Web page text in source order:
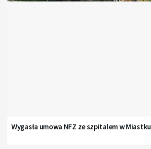
Wygasła umowa NFZ ze szpitalem w Miastku